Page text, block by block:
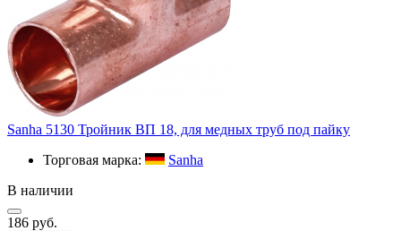
Sanha 5130 Тройник ВП 18, для медных труб под пайку
Торговая марка:
Sanha
В наличии
186 руб.